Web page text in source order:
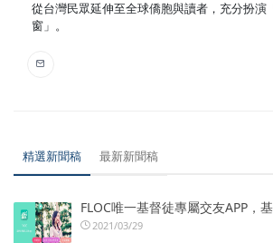
從台灣民眾延伸至全球僑胞與讀者，充分扮演
窗」。
精選新聞稿 最新新聞稿
FLOC唯一基督徒專屬交友APP，
2021/03/29